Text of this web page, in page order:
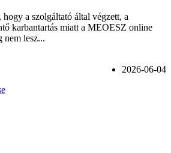
a szolgáltató által végzett, a
karbantartás miatt a MEOESZ online
nem lesz...
2026-06-04